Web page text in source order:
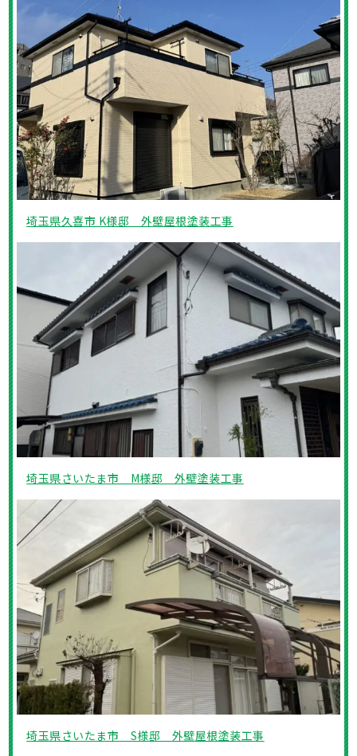
埼玉県久喜市 K様邸 外壁屋根塗装工事
埼玉県さいたま市 M様邸 外壁塗装工事
埼玉県さいたま市 S様邸 外壁屋根塗装工事